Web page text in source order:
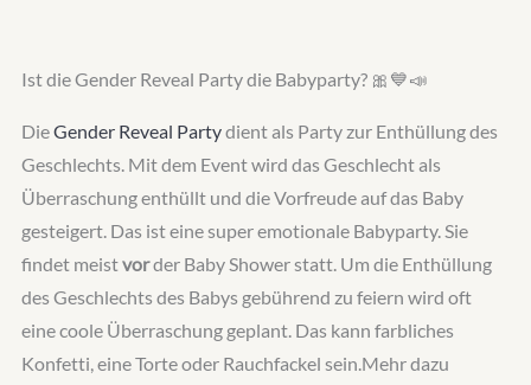
Ist die Gender Reveal Party die Babyparty? 🎀💙📣
DieGender Reveal Partydient als Party zur Enthüllung des
Geschlechts. Mit dem Event wird das Geschlecht als
Überraschung enthüllt und die Vorfreude auf das Baby
gesteigert. Das ist eine super emotionale Babyparty. Sie
findet meistvorder Baby Shower statt. Um die Enthüllung
des Geschlechts des Babys gebührend zu feiern wird oft
eine coole Überraschung geplant. Das kann farbliches
Konfetti, eine Torte oder Rauchfackel sein.Mehr dazu